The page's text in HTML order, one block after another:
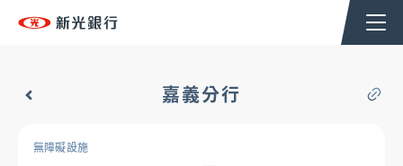
台新新光集團
嘉義分行
無障礙設施